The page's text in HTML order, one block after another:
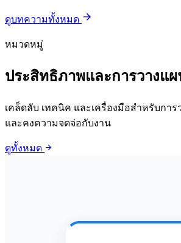
ดูบทความทั้งหมด arrow_forward
หมวดหมู่
ประสิทธิภาพและการวางแ
เคล็ดลับ เทคนิค และเครื่องมือสำหรับกา
และคงความจดจ่อกับงาน
ดูทั้งหมด arrow_forward